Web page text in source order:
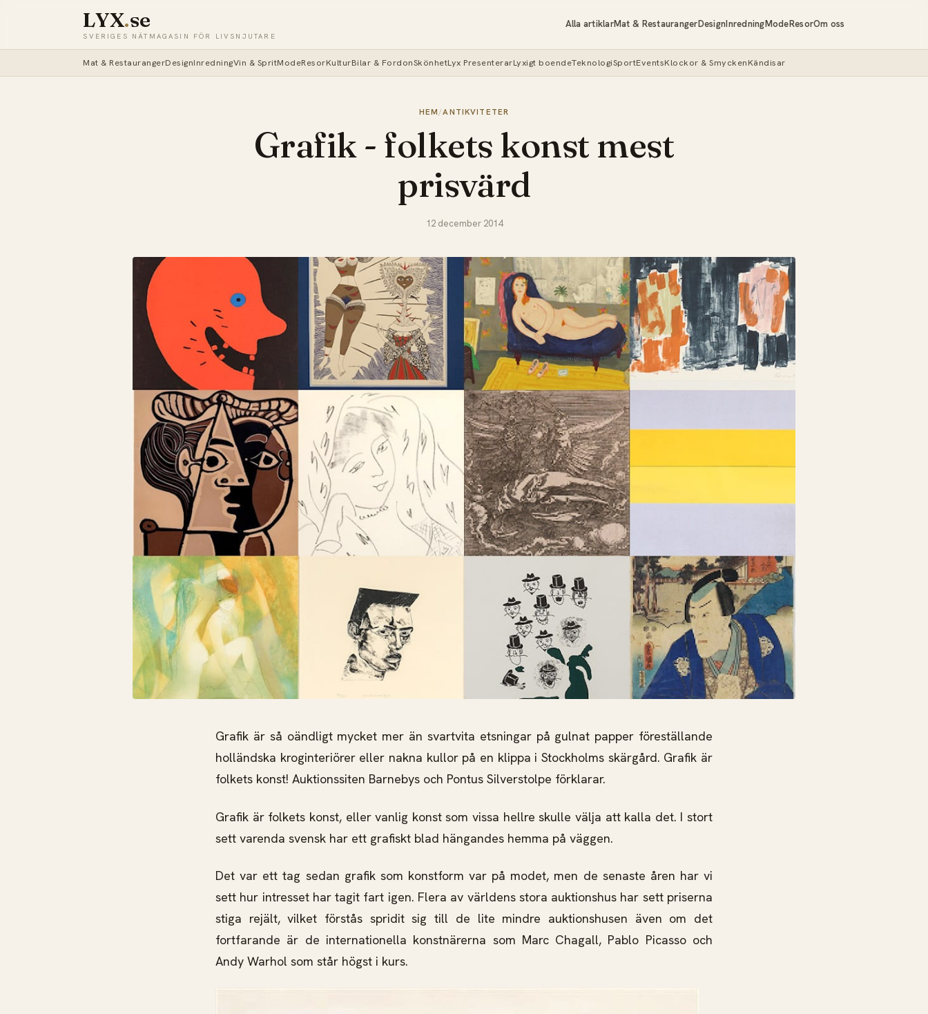
LYX.se
SVERIGES NÄTMAGASIN FÖR LIVSNJUTARE
Alla artiklarMat & RestaurangerDesignInredningModeResorOm oss
Mat & RestaurangerDesignInredningVin & SpritModeResorKulturBilar & FordonSkönhetLyx PresenterarLyxigt boendeTeknologiSportEventsKlockor & SmyckenKändisar
HEM/ANTIKVITETER
Grafik - folkets konst mest
prisvärd
12 december 2014
Grafik är så oändligt mycket mer än svartvita etsningar på gulnat papper föreställande
holländska kroginteriörer eller nakna kullor på en klippa i Stockholms skärgård. Grafik är
folkets konst! Auktionssiten Barnebys och Pontus Silverstolpe förklarar.
Grafik är folkets konst, eller vanlig konst som vissa hellre skulle välja att kalla det. I stort
sett varenda svensk har ett grafiskt blad hängandes hemma på väggen.
Det var ett tag sedan grafik som konstform var på modet, men de senaste åren har vi
sett hur intresset har tagit fart igen. Flera av världens stora auktionshus har sett priserna
stiga rejält, vilket förstås spridit sig till de lite mindre auktionshusen även om det
fortfarande är de internationella konstnärerna som Marc Chagall, Pablo Picasso och
Andy Warhol som står högst i kurs.